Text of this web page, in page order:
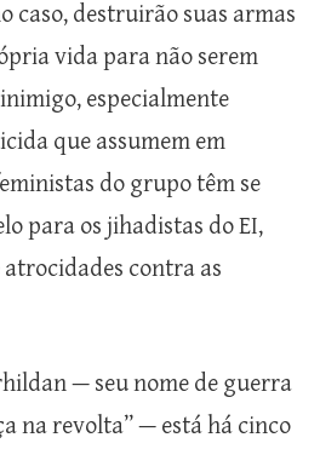
destruirão suas armas
vida para não serem
especialmente
que assumem em
do grupo têm se
para os jihadistas do EI,
contra as
— seu nome de guerra
na revolta” — está há cinco